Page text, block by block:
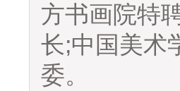
方书画院特
长;中国美术
委。